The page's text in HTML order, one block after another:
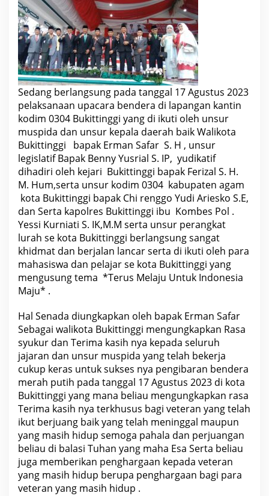
b
e
n
d
e
r
a
d
i
k
o
t
a
B
u
k
i
t
t
i
n
g
g
i
Sedang berlangsung pada tanggal 17 Agustus 2023
pelaksanaan upacara bendera di lapangan kantin
kodim 0304 Bukittinggi yang di ikuti oleh unsur
muspida dan unsur kepala daerah baik Walikota
Bukittinggi bapak Erman Safar S. H , unsur
legislatif Bapak Benny Yusrial S. IP, yudikatif
dihadiri oleh kejari Bukittinggi bapak Ferizal S. H.
M. Hum,serta unsur kodim 0304 kabupaten agam
kota Bukittinggi bapak Chi renggo Yudi Ariesko S.E,
dan Serta kapolres Bukittinggi ibu Kombes Pol .
Yessi Kurniati S. IK,M.M serta unsur perangkat
lurah se kota Bukittinggi berlangsung sangat
khidmat dan berjalan lancar serta di ikuti oleh para
mahasiswa dan pelajar se kota Bukittinggi yang
mengusung tema *Terus Melaju Untuk Indonesia
Maju* .
Hal Senada diungkapkan oleh bapak Erman Safar
Sebagai walikota Bukittinggi mengungkapkan Rasa
syukur dan Terima kasih nya kepada seluruh
jajaran dan unsur muspida yang telah bekerja
cukup keras untuk sukses nya pengibaran bendera
merah putih pada tanggal 17 Agustus 2023 di kota
Bukittinggi yang mana beliau mengungkapkan rasa
Terima kasih nya terkhusus bagi veteran yang telah
ikut berjuang baik yang telah meninggal maupun
yang masih hidup semoga pahala dan perjuangan
beliau di balasi Tuhan yang maha Esa Serta beliau
juga memberikan penghargaan kepada veteran
yang masih hidup berupa penghargaan bagi para
veteran yang masih hidup .